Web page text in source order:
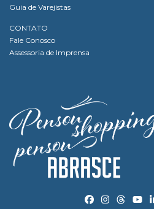
Guia de Varejistas
CONTATO
Fale Conosco
Assessoria de Imprensa